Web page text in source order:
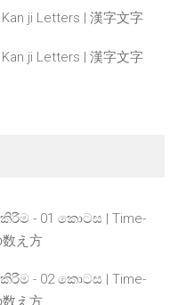
ji Letters | 漢字文字
Page
ji Letters | 漢字文字
Page
- 01 කොටස | Time-
え方
Page
- 02 කොටස | Time-
え方
Page